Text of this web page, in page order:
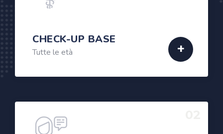
CHECK-UP BASE
Tutte le età